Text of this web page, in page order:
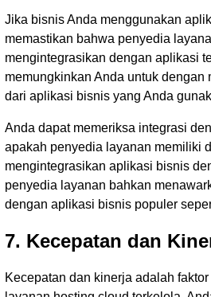
Jika bisnis Anda menggunakan
memastikan bahwa penyedia
mengintegrasikan dengan aplikasi
memungkinkan Anda untuk
dari aplikasi bisnis yang Anda
Anda dapat memeriksa integrasi
apakah penyedia layanan memiliki
mengintegrasikan aplikasi bisnis
penyedia layanan bahkan
dengan aplikasi bisnis populer
7. Kecepatan dan
Kecepatan dan kinerja adalah